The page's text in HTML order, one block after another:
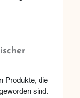
Produkte, die
sind.